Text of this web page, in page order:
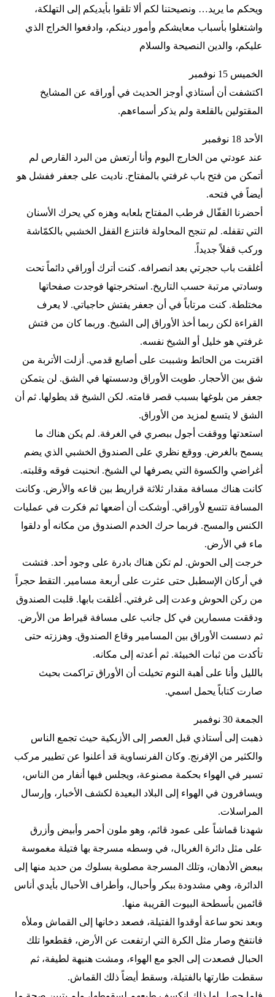
ويحكم ما يريد… ونصيحتنا لكم ألا تلقوا بأيديكم إلى التهلكة،
واشتغلوا بأسباب معايشكم وأمور دينكم، وادفعوا الخراج الذي
عليكم، والدين النصيحة والسلام
الخميس 15 نوفمبر
اكتشفت أن أستاذي أوجز الحديث في أوراقه عن المشايخ
المقتولين بالقلعة ولم يذكر أسماءهم.
الأحد 18 نوفمبر
عند عودتي من الخارج اليوم وأنا أرتعش من البرد القارص لم
أتمكن من فتح باب غرفتي بالمفتاح. ناديت على جعفر ففشل هو
أيضاً في فتحه.
أحضرنا القفّال فرطب المفتاح بلعابه وهزه كي يحرك الأسنان
التي تقفله. لم تنجح المحاولة فانتزع القفل الخشبي بالكمّاشة
وركب قفلاً جديداً.
أغلقت باب حجرتي بعد انصرافه. كنت أترك أوراقي دائماً تحت
وسادتي مرتبة حسب التاريخ. استخرجتها فوجدت صفحاتها
مختلطة. كنت مرتاباً في أن جعفر يفتش حاجياتي. لا يعرف
القراءة لكن ربما أخذ الأوراق إلى الشيخ. وربما كان من فتش
غرفتي هو خليل أو الشيخ نفسه.
اقتربت من الحائط وشببت على أصابع قدمي. أزلت الأتربة من
شق بين الأحجار. طويت الأوراق ودسستها في الشق. لن يتمكن
جعفر من بلوغها بسبب قصر قامته. لكن الشيخ قد يطولها. ثم أن
الشق لا يتسع لمزيد من الأوراق.
استعدتها ووقفت أجول ببصري في الغرفة. لم يكن هناك ما
يسمح بالغرض. ووقع نظري على الصندوق الخشبي الذي يضم
أغراضي والكسوة التي يصرفها لي الشيخ. انحنيت فوقه وقلبته.
كانت هناك مسافة مقدار ثلاثة قراريط بين قاعه والأرض. وكانت
المسافة تتسع لأوراقي. أوشكت أن أضعها ثم فكرت في عمليات
الكنس والمسح. فربما حرك الخدم الصندوق من مكانه أو دلقوا
ماء في الأرض.
خرجت إلى الحوش. لم تكن هناك بادرة على وجود أحد. فتشت
في أركان الإسطبل حتى عثرت على أربعة مسامير. التقط حجراً
من ركن الحوش وعدت إلى غرفتي. أغلقت بابها. قلبت الصندوق
ودققت مسمارين في كل جانب على مسافة قيراط من الأرض.
ثم دسست الأوراق بين المسامير وقاع الصندوق. وهززته حتى
تأكدت من ثبات الخبيئة. ثم أعدته إلى مكانه.
بالليل وأنا على أهبة النوم تخيلت أن الأوراق تراكمت بحيث
صارت كتاباً يحمل اسمي.
الجمعة 30 نوفمبر
ذهبت إلى أستاذي قبل العصر إلى الأزبكية حيث تجمع الناس
والكثير من الإفرنج. وكان الفرنساوية قد أعلنوا عن تطيير مركب
تسير في الهواء بحكمة مصنوعة، ويجلس فيها أنفار من الناس،
ويسافرون في الهواء إلى البلاد البعيدة لكشف الأخبار، وإرسال
المراسلات.
شهدنا قماشاً على عمود قائم، وهو ملون أحمر وأبيض وأزرق
على مثل دائرة الغربال، في وسطه مسرجة بها فتيلة مغموسة
ببعض الأدهان، وتلك المسرجة مصلوبة بسلوك من حديد منها إلى
الدائرة، وهي مشدودة ببكر وأحبال، وأطراف الأحبال بأيدي أناس
قائمين بأسطحة البيوت القريبة منها.
وبعد نحو ساعة أوقدوا الفتيلة، فصعد دخانها إلى القماش وملأه
فانتفخ وصار مثل الكرة التي ارتفعت عن الأرض، فقطعوا تلك
الحبال فصعدت إلى الجو مع الهواء، ومشت هنيهة لطيفة، ثم
سقطت طارتها بالفتيلة، وسقط أيضاً ذلك القماش.